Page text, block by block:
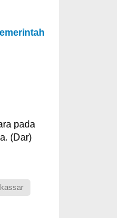
pada
(Dar)